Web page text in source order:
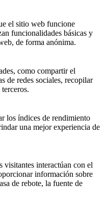
el sitio web funcione
funcionalidades básicas y
de forma anónima.
como compartir el
de redes sociales, recopilar
los índices de rendimiento
una mejor experiencia de
visitantes interactúan con el
información sobre
de rebote, la fuente de